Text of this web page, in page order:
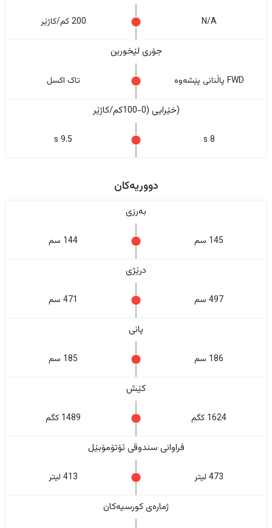
N/A 200 کم/کاژێر
جۆری لێخورین
FWD پاڵنانی پێشەوە تاک اکسل
(خێرایی (0-100کم/کاژێر
8 s
9.5 s
دووریەکان
بەرزی
145 سم 144 سم
درێژی
497 سم 471 سم
پانی
186 سم 185 سم
کێش
1624 کگم 1489 کگم
فراوانی سندوقی ئۆتۆمۆبێل
473 لیتر 413 لیتر
ژمارەی کورسیەکان